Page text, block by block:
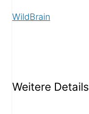
WildBrain
Weitere Details